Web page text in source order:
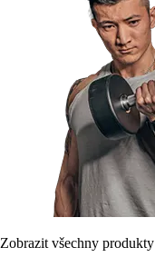
Zobrazit všechny produkty